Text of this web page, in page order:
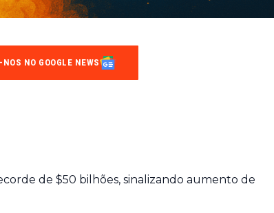
NO GOOGLE NEWS
de $50 bilhões, sinalizando aumento de